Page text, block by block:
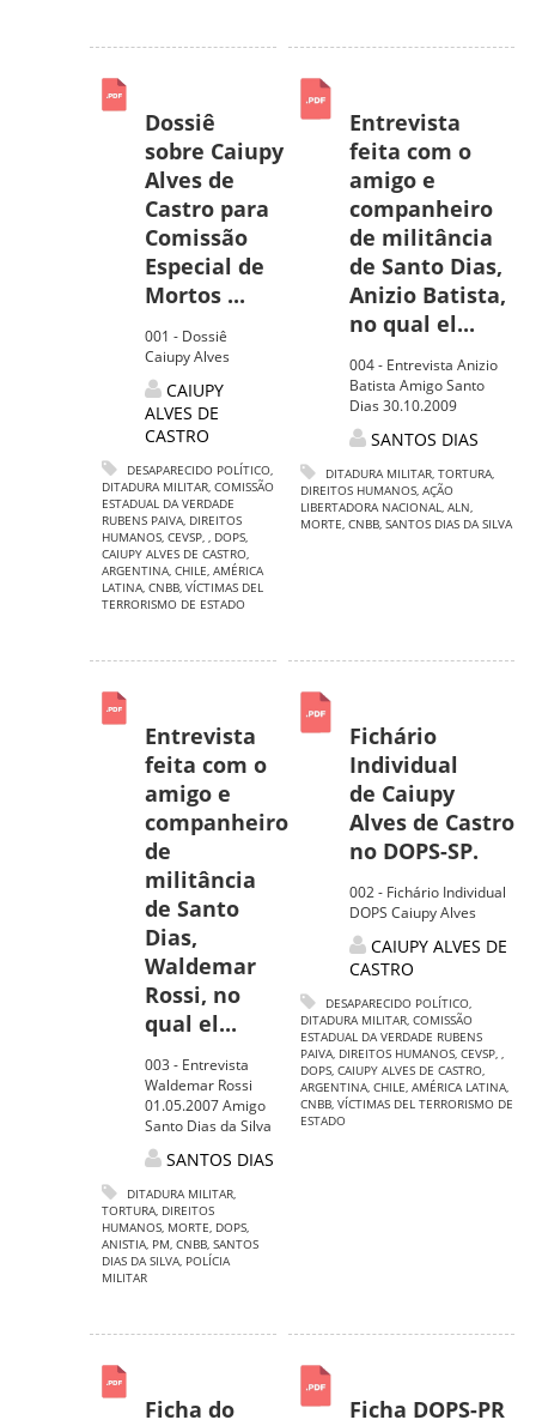
Dossiê
sobre Caiupy
Alves de
Castro para
Comissão
Especial de
Mortos ...
001 - Dossiê
Caiupy Alves
CAIUPY
ALVES DE
CASTRO
DESAPARECIDO POLÍTICO,
DITADURA MILITAR, COMISSÃO
ESTADUAL DA VERDADE
RUBENS PAIVA, DIREITOS
HUMANOS, CEVSP, , DOPS,
CAIUPY ALVES DE CASTRO,
ARGENTINA, CHILE, AMÉRICA
LATINA, CNBB, VÍCTIMAS DEL
TERRORISMO DE ESTADO
Entrevista
feita com o
amigo e
companheiro
de militância
de Santo Dias,
Anizio Batista,
no qual el...
004 - Entrevista Anizio
Batista Amigo Santo
Dias 30.10.2009
SANTOS DIAS
DITADURA MILITAR, TORTURA,
DIREITOS HUMANOS, AÇÃO
LIBERTADORA NACIONAL, ALN,
MORTE, CNBB, SANTOS DIAS DA SILVA
Entrevista
feita com o
amigo e
companheiro
de
militância
de Santo
Dias,
Waldemar
Rossi, no
qual el...
003 - Entrevista
Waldemar Rossi
01.05.2007 Amigo
Santo Dias da Silva
SANTOS DIAS
DITADURA MILITAR,
TORTURA, DIREITOS
HUMANOS, MORTE, DOPS,
ANISTIA, PM, CNBB, SANTOS
DIAS DA SILVA, POLÍCIA
MILITAR
Fichário
Individual
de Caiupy
Alves de Castro
no DOPS-SP.
002 - Fichário Individual
DOPS Caiupy Alves
CAIUPY ALVES DE
CASTRO
DESAPARECIDO POLÍTICO,
DITADURA MILITAR, COMISSÃO
ESTADUAL DA VERDADE RUBENS
PAIVA, DIREITOS HUMANOS, CEVSP, ,
DOPS, CAIUPY ALVES DE CASTRO,
ARGENTINA, CHILE, AMÉRICA LATINA,
CNBB, VÍCTIMAS DEL TERRORISMO DE
ESTADO
Ficha do
Ficha DOPS-PR